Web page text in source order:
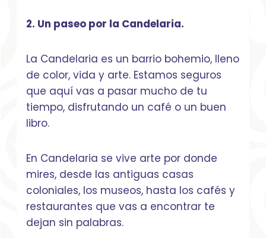
2. Un paseo por la Candelaria.
La Candelaria es un barrio bohemio, lleno
de color, vida y arte. Estamos seguros
que aquí vas a pasar mucho de tu
tiempo, disfrutando un café o un buen
libro.
En Candelaria se vive arte por donde
mires, desde las antiguas casas
coloniales, los museos, hasta los cafés y
restaurantes que vas a encontrar te
dejan sin palabras.